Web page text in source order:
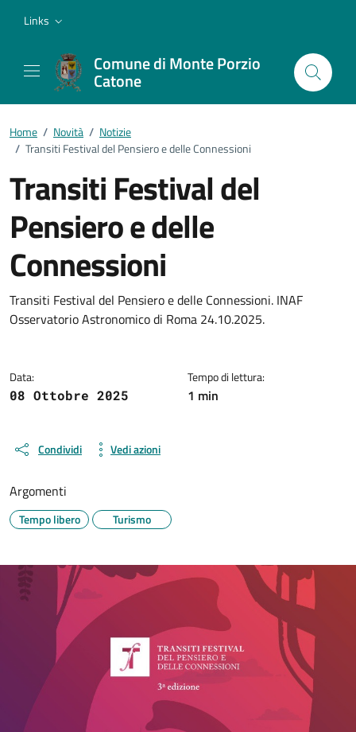
Links
Comune di Monte Porzio
Catone
Home / Novità / Notizie
/ Transiti Festival del Pensiero e delle Connessioni
Transiti Festival del
Pensiero e delle
Connessioni
Dettagli della notizia
Transiti Festival del Pensiero e delle Connessioni. INAF
Osservatorio Astronomico di Roma 24.10.2025.
Data:
08 Ottobre 2025
Tempo di lettura:
1 min
Condividi Vedi azioni
Argomenti
Tempo libero Turismo